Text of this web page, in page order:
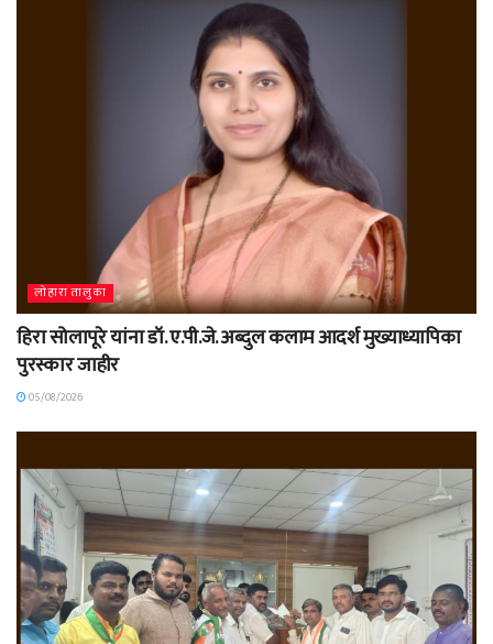
लोहारा तालुका
हिरा सोलापूरे यांना डॉ. ए.पी.जे. अब्दुल कलाम आदर्श मुख्याध्यापिका
पुरस्कार जाहीर
05/08/2026